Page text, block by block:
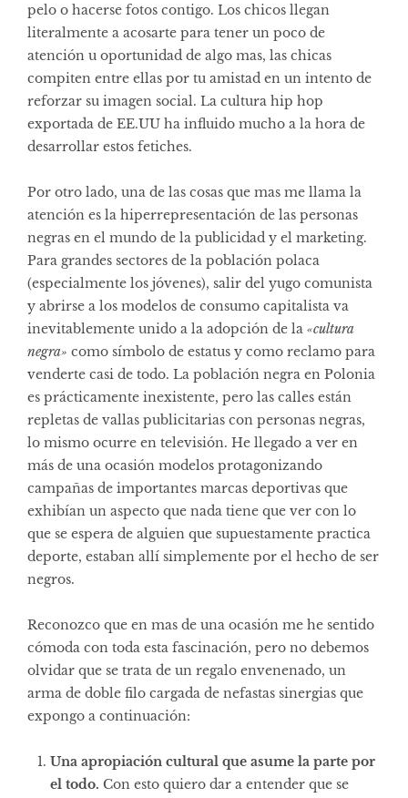
pelo o hacerse fotos contigo. Los chicos llegan
literalmente a acosarte para tener un poco de
atención u oportunidad de algo mas, las chicas
compiten entre ellas por tu amistad en un intento de
reforzar su imagen social. La cultura hip hop
exportada de EE.UU ha influido mucho a la hora de
desarrollar estos fetiches.
Por otro lado, una de las cosas que mas me llama la
atención es la hiperrepresentación de las personas
negras en el mundo de la publicidad y el marketing.
Para grandes sectores de la población polaca
(especialmente los jóvenes), salir del yugo comunista
y abrirse a los modelos de consumo capitalista va
inevitablemente unido a la adopción de la «cultura
negra» como símbolo de estatus y como reclamo para
venderte casi de todo. La población negra en Polonia
es prácticamente inexistente, pero las calles están
repletas de vallas publicitarias con personas negras,
lo mismo ocurre en televisión. He llegado a ver en
más de una ocasión modelos protagonizando
campañas de importantes marcas deportivas que
exhibían un aspecto que nada tiene que ver con lo
que se espera de alguien que supuestamente practica
deporte, estaban allí simplemente por el hecho de ser
negros.
Reconozco que en mas de una ocasión me he sentido
cómoda con toda esta fascinación, pero no debemos
olvidar que se trata de un regalo envenenado, un
arma de doble filo cargada de nefastas sinergias que
expongo a continuación:
Una apropiación cultural que asume la parte por
el todo. Con esto quiero dar a entender que se